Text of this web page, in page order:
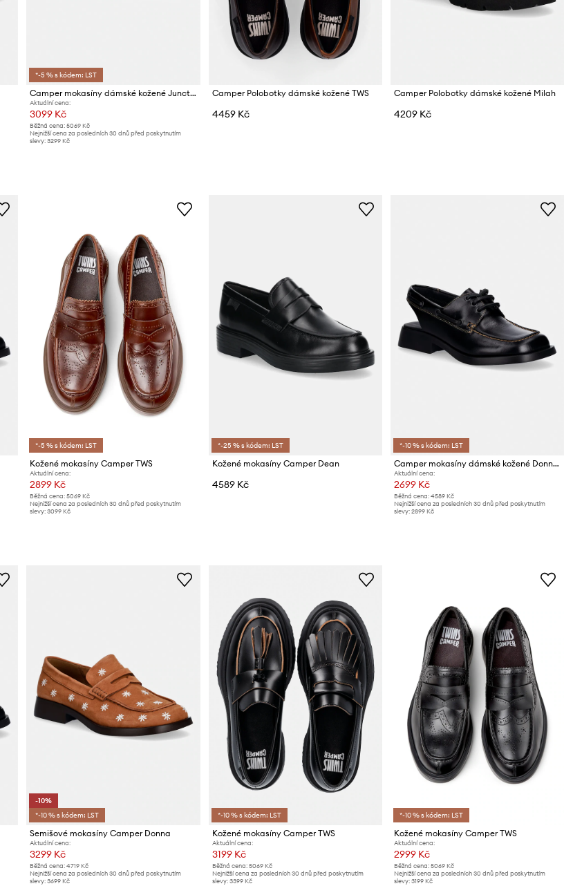
*-5 % s kódem: LST
Camper mokasíny dámské kožené Junction
Aktuální cena:
3099 Kč
Běžná cena: 5069 Kč
Nejnižší cena za posledních 30 dnů před poskytnutím
slevy: 3299 Kč
Camper Polobotky dámské kožené TWS
4459 Kč
Camper Polobotky dámské kožené Milah
4209 Kč
*-5 % s kódem: LST
Kožené mokasíny Camper TWS
Aktuální cena:
2899 Kč
Běžná cena: 5069 Kč
Nejnižší cena za posledních 30 dnů před poskytnutím
slevy: 3099 Kč
*-25 % s kódem: LST
Kožené mokasíny Camper Dean
4589 Kč
*-10 % s kódem: LST
Camper mokasíny dámské kožené Donna
Aktuální cena:
2699 Kč
Běžná cena: 4589 Kč
Nejnižší cena za posledních 30 dnů před poskytnutím
slevy: 2899 Kč
-10%
*-10 % s kódem: LST
Semišové mokasíny Camper Donna
Aktuální cena:
3299 Kč
Běžná cena: 4719 Kč
Nejnižší cena za posledních 30 dnů před poskytnutím
slevy: 3699 Kč
*-10 % s kódem: LST
Kožené mokasíny Camper TWS
Aktuální cena:
3199 Kč
Běžná cena: 5069 Kč
Nejnižší cena za posledních 30 dnů před poskytnutím
slevy: 3399 Kč
*-10 % s kódem: LST
Kožené mokasíny Camper TWS
Aktuální cena:
2999 Kč
Běžná cena: 5069 Kč
Nejnižší cena za posledních 30 dnů před poskytnutím
slevy: 3199 Kč